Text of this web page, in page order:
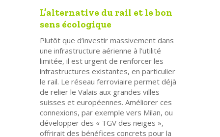
L’alternative du rail et le bon
sens écologique
Plutôt que d’investir massivement dans
une infrastructure aérienne à l’utilité
limitée, il est urgent de renforcer les
infrastructures existantes, en particulier
le rail. Le réseau ferroviaire permet déjà
de relier le Valais aux grandes villes
suisses et européennes. Améliorer ces
connexions, par exemple vers Milan, ou
développer des « TGV des neiges »,
offrirait des bénéfices concrets pour la